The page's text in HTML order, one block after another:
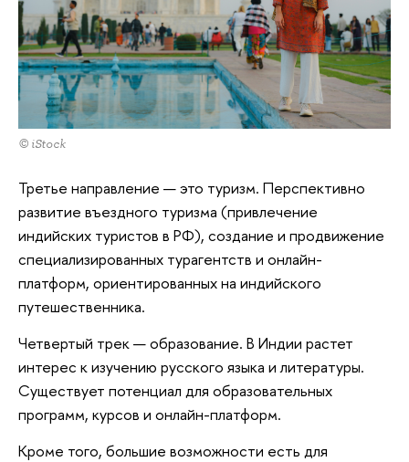
© iStock
Третье направление — это туризм. Перспективно
развитие въездного туризма (привлечение
индийских туристов в РФ), создание и продвижение
специализированных турагентств и онлайн-
платформ, ориентированных на индийского
путешественника.
Четвертый трек — образование. В Индии растет
интерес к изучению русского языка и литературы.
Существует потенциал для образовательных
программ, курсов и онлайн-платформ.
Кроме того, большие возможности есть для